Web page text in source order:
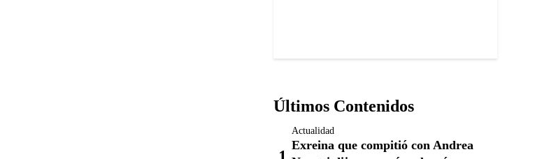
Últimos Contenidos
Actualidad
Exreina que compitió con Andrea